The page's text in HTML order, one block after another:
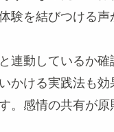
験を結びつける声
連動しているか
かける実践法も
。感情の共有が原